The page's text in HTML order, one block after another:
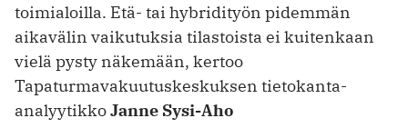
toimialoilla. Etä- tai hybridityön pidemmän
aikavälin vaikutuksia tilastoista ei kuitenkaan
vielä pysty näkemään, kertoo
Tapaturmavakuutuskeskuksen tietokanta-
analyytikkoJanne Sysi-Aho